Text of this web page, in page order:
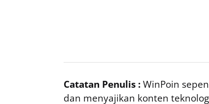
Catatan Penulis :WinPoin
dan menyajikan konten